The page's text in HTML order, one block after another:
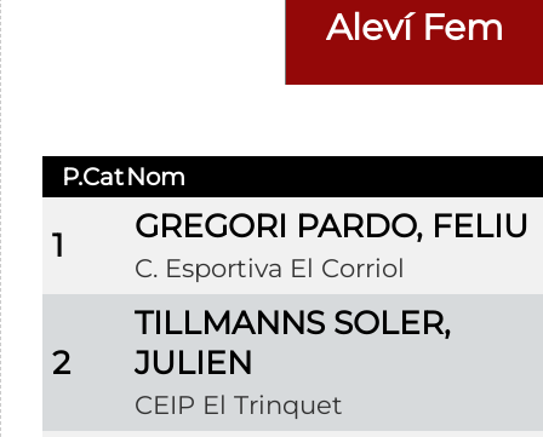
P.CatNom
1 GREGORI PARDO, FELIU
C. Esportiva El Corriol
2
TILLMANNS SOLER,
JULIEN
CEIP El Trinquet